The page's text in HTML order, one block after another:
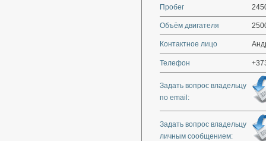
Пробег
Объём двигателя
Контактное лицо
Телефон
Задать вопрос владельцу
по email:
Задать вопрос владельцу
личным сообщением: